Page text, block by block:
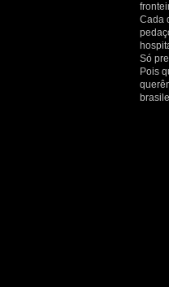
Cada
Só
Pois